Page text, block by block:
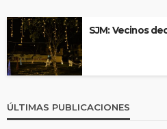
SJM: Vecinos
ÚLTIMAS PUBLICACIONES